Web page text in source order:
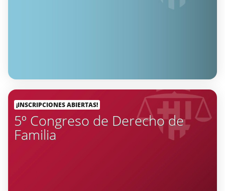
¡INSCRIPCIONES ABIERTAS!
5º Congreso de Derecho de
Familia